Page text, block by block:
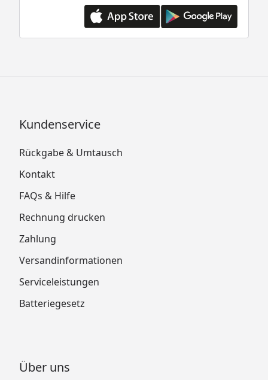
Kundenservice
Rückgabe & Umtausch
Kontakt
FAQs & Hilfe
Rechnung drucken
Zahlung
Versandinformationen
Serviceleistungen
Batteriegesetz
Über uns